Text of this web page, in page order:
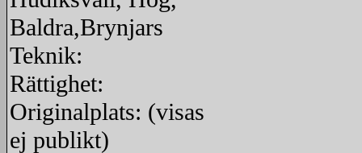
Baldra,Brynjars
Teknik:
Rättighet:
Originalplats: (visas
ej publikt)